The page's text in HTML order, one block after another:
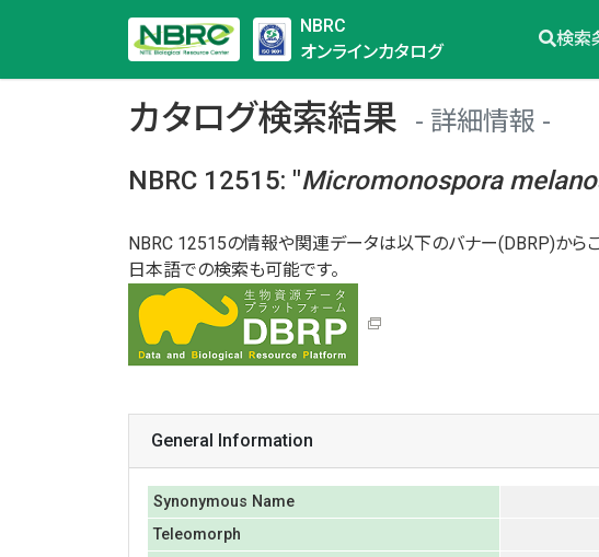
NBRC
オンラインカタログ
検索
カタログ検索結果
詳細情報
NBRC 12515: "Micromonospora
NBRC 12515の情報や関連データは以下のバナー(DBRP)からご
日本語での検索も可能です。
General Information
Synonymous Name
Teleomorph